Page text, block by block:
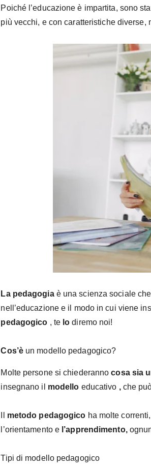
Poiché l’educazione è impartita, sono
più vecchi, e con caratteristiche diverse,
La pedagogiaè una scienza sociale
nell’educazione e il modo in cui viene
pedagogico , te lo diremo noi!
Cos’èun modello pedagogico?
Molte persone si chiederannocosa sia
insegnano il modello educativo ,che
metodo pedagogico ha molte
l’orientamento e l’apprendimento,
Tipi di modello pedagogico